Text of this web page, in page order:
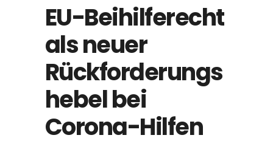
EU-Beihilferecht
als neuer
Rückforderungs
hebel bei
Corona-Hilfen